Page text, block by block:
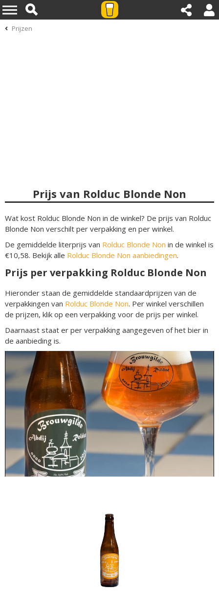
Prijzen
Prijs van Rolduc Blonde Non
Wat kost Rolduc Blonde Non in de winkel? De prijs van Rolduc
Blonde Non verschilt per verpakking en per winkel.
De gemiddelde literprijs van Rolduc Blonde Non in de winkel is
€10,58. Bekijk alle Rolduc Blonde Non aanbiedingen.
Prijs per verpakking Rolduc Blonde Non
Hieronder staan de gemiddelde standaardprijzen van de
verpakkingen van Rolduc Blonde Non. Per winkel verschillen
de prijzen, klik op een verpakking voor de prijs per winkel.
Daarnaast staat er per verpakking aangegeven of het bier in
de aanbieding is.